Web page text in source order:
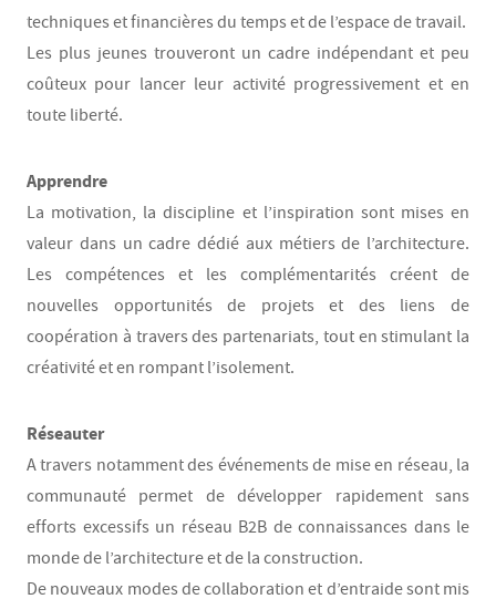
techniques et financières du temps et de l’espace de travail.
Les plus jeunes trouveront un cadre indépendant et peu
coûteux pour lancer leur activité progressivement et en
toute liberté.
Apprendre
La motivation, la discipline et l’inspiration sont mises en
valeur dans un cadre dédié aux métiers de l’architecture.
Les compétences et les complémentarités créent de
nouvelles opportunités de projets et des liens de
coopération à travers des partenariats, tout en stimulant la
créativité et en rompant l’isolement.
Réseauter
A travers notamment des événements de mise en réseau, la
communauté permet de développer rapidement sans
efforts excessifs un réseau B2B de connaissances dans le
monde de l’architecture et de la construction.
De nouveaux modes de collaboration et d’entraide sont mis